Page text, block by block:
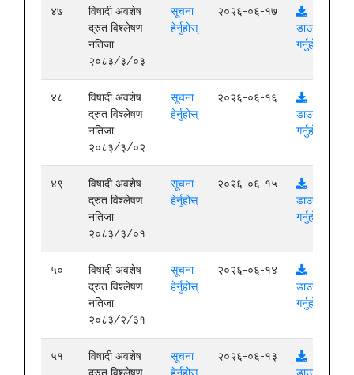
४७
विषादी अवशेष
द्रुत विश्लेषण
नतिजा
२०८३/३/०३
सूचना
हेर्नुहोस्
२०२६-०६-१७
डाउनलोड
गर्नुहोस्
४८
विषादी अवशेष
द्रुत विश्लेषण
नतिजा
२०८३/३/०२
सूचना
हेर्नुहोस्
२०२६-०६-१६
डाउनलोड
गर्नुहोस्
४९
विषादी अवशेष
द्रुत विश्लेषण
नतिजा
२०८३/३/०१
सूचना
हेर्नुहोस्
२०२६-०६-१५
डाउनलोड
गर्नुहोस्
५०
विषादी अवशेष
द्रुत विश्लेषण
नतिजा
२०८३/२/३१
सूचना
हेर्नुहोस्
२०२६-०६-१४
डाउनलोड
गर्नुहोस्
५१
विषादी अवशेष
सूचना
२०२६-०६-१३